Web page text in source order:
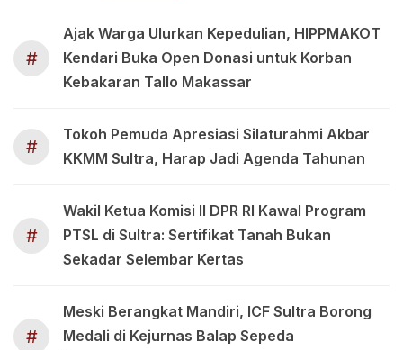
#
Ajak Warga Ulurkan Kepedulian, HIPPMAKOT
Kendari Buka Open Donasi untuk Korban
Kebakaran Tallo Makassar
#
Tokoh Pemuda Apresiasi Silaturahmi Akbar
KKMM Sultra, Harap Jadi Agenda Tahunan
#
Wakil Ketua Komisi II DPR RI Kawal Program
PTSL di Sultra: Sertifikat Tanah Bukan
Sekadar Selembar Kertas
#
Meski Berangkat Mandiri, ICF Sultra Borong
Medali di Kejurnas Balap Sepeda